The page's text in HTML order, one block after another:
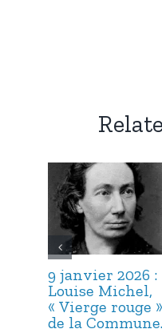
9 janvier 2026 :
Louise Michel,
« Vierge rouge »
de la Commune.